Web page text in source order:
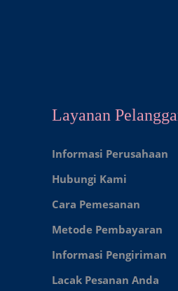
Layanan
Informasi Perusahaan
Hubungi Kami
Cara Pemesanan
Metode Pembayaran
Informasi Pengiriman
Lacak Pesanan Anda